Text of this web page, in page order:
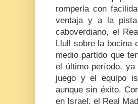
romperla con
ventaja y a la
caboverdiano, el
Llull sobre la bocina
medio partido que
el último período,
juego y el equipo
aunque sin éxito.
en Israel, el Real